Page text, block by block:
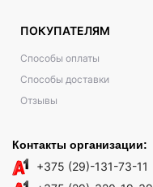
ПОКУПАТЕЛЯМ
Способы оплаты
Способы доставки
Отзывы
Контакты организации:
+375 (29)-131-73-11